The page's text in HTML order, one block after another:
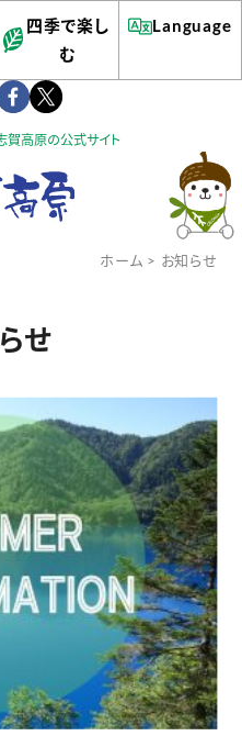
賀高原の公式サイト
四季で楽し
む
Language
ホーム > お知らせ
せ